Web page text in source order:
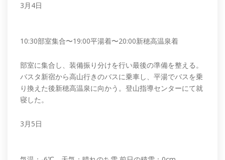
3月4日
10:30部室集合〜19:00平湯着〜20:00新穂高温泉着
部室に集合し、装備振り分けを行い最後の準備を整える。
バスタ新宿から高山行きのバスに乗車し、平湯でバスを乗
り換えた後新穂高温泉に向かう。登山指導センターにて就
寝した。
3月5日